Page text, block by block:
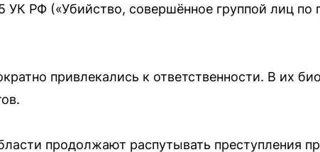
УК РФ («Убийство, совершённое группой лиц по
привлекались к ответственности. В их
продолжают распутывать преступления